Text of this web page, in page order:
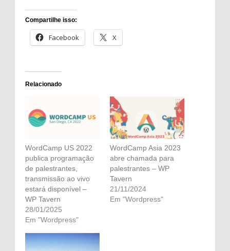
Compartilhe isso:
Facebook X
Relacionado
WordCamp US 2022
publica programação
de palestrantes,
transmissão ao vivo
estará disponível –
WP Tavern
28/01/2025
Em "Wordpress"
WordCamp Asia 2023
abre chamada para
palestrantes – WP
Tavern
21/11/2024
Em "Wordpress"